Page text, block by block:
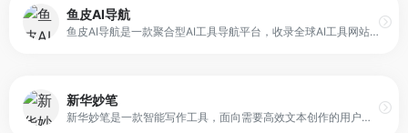
鱼皮AI导航
鱼皮AI导航是一款聚合型AI工具导航平台，收录全球AI工具网站与应用，覆盖AIGC写作、AI绘画设计、AI视频音频、AI编程开发、AI对话聊天等领域。平台还提供AI提示词、学习课程、项目教程、最新AI资讯与专业知识库，旨在为用户提供一站式的AI工具查找、学习与交流入口。
新华妙笔
新华妙笔是一款智能写作工具，面向需要高效文本创作的用户提供写作辅助与内容生成服务。通过 AI 技术帮助用户快速完成文章、文案、报告等文本输出，并提供结构建议与表达优化。